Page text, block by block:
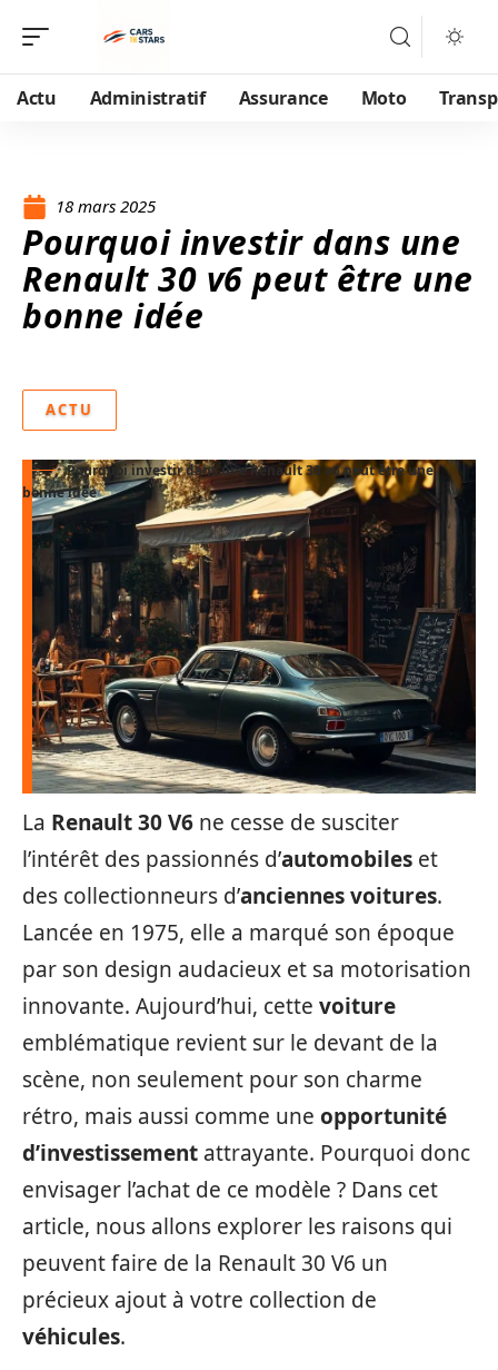
Actu Administratif Assurance Moto
18 mars 2025
Pourquoi investir dans une
Renault 30 v6 peut être une
bonne idée
ACTU
Pourquoi investir dans une Renault 30 v6 peut être une
bonne idée
La Renault 30 V6 ne cesse de susciter
l’intérêt des passionnés d’automobiles et
des collectionneurs d’anciennes voitures.
Lancée en 1975, elle a marqué son époque
par son design audacieux et sa motorisation
innovante. Aujourd’hui, cette voiture
emblématique revient sur le devant de la
scène, non seulement pour son charme
rétro, mais aussi comme une opportunité
d’investissement attrayante. Pourquoi donc
envisager l’achat de ce modèle ? Dans cet
article, nous allons explorer les raisons qui
peuvent faire de la Renault 30 V6 un
précieux ajout à votre collection de
véhicules.